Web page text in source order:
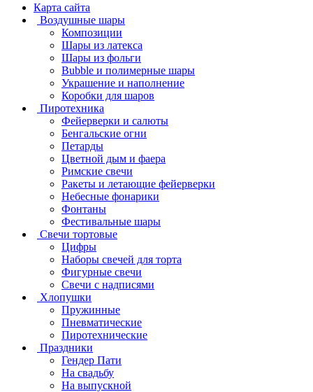
Карта сайта
Воздушные шары
Композиции
Шары из латекса
Шары из фольги
Bubble и полимерные шары
Украшение и наполнение
Коробки для шаров
Пиротехника
Фейерверки и салюты
Бенгальские огни
Петарды
Цветной дым и фаера
Римские свечи
Ракеты и летающие фейерверки
Небесные фонарики
Фонтаны
Фестивальные шары
Свечи тортовые
Цифры
Наборы свечей для торта
Фигурные свечи
Свечи с надписями
Хлопушки
Пружинные
Пневматические
Пиротехнические
Праздники
Гендер Пати
На свадьбу
На выпускной